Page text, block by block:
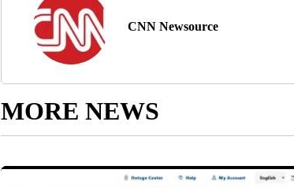
CNN Newsource
MORE NEWS